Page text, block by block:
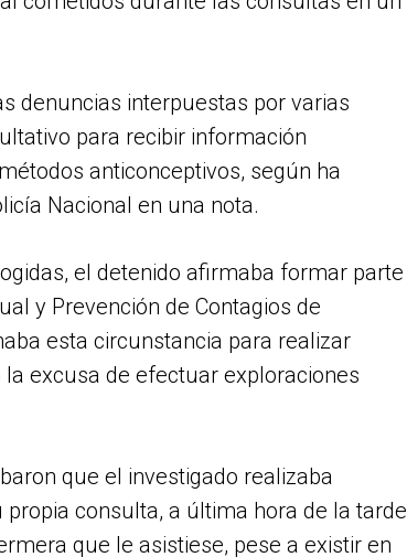
denuncias interpuestas por varias
para recibir información
anticonceptivos, según ha
Nacional en una nota.
el detenido afirmaba formar parte
y Prevención de Contagios de
esta circunstancia para realizar
excusa de efectuar exploraciones
que el investigado realizaba
consulta, a última hora de la tarde
que le asistiese, pese a existir en